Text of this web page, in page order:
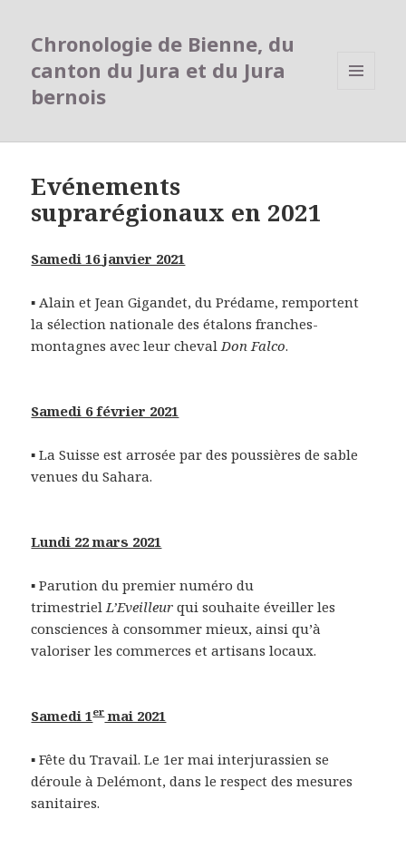
Chronologie de Bienne, du
canton du Jura et du Jura
bernois
Evénements
suprarégionaux en 2021
Samedi 16 janvier 2021
▪ Alain et Jean Gigandet, du Prédame, remportent
la sélection nationale des étalons franches-
montagnes avec leur chevalDon Falco.
Samedi 6 février 2021
▪ La Suisse est arrosée par des poussières de sable
venues du Sahara.
Lundi 22 mars 2021
▪ Parution du premier numéro du
trimestrielL’Eveilleur qui souhaite éveiller les
consciences à consommer mieux, ainsi qu’à
valoriser les commerces et artisans locaux.
Samedi 1ermai 2021
▪ Fête du Travail. Le 1er mai interjurassien se
déroule à Delémont, dans le respect des mesures
sanitaires.